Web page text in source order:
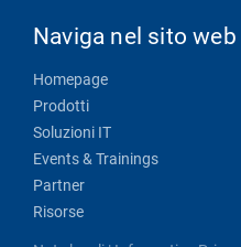
Naviga nel sito web
Homepage
Prodotti
Soluzioni IT
Events & Trainings
Partner
Risorse